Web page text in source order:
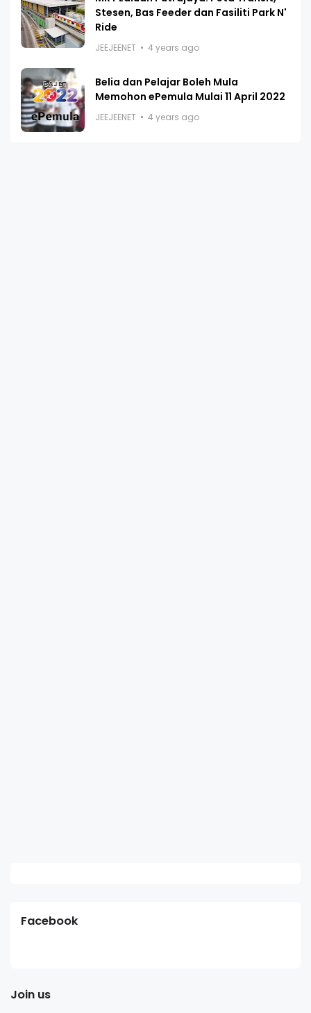
Stesen, Bas Feeder dan Fasiliti Park N'
Ride
JEEJEENET 4 years ago
Belia dan Pelajar Boleh Mula
Memohon ePemula Mulai 11 April 2022
JEEJEENET 4 years ago
Facebook
Join us